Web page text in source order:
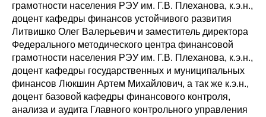
грамотности населения РЭУ им. Г.В. Плеханова, к.э.н.,
доцент кафедры финансов устойчивого развития
Литвишко Олег Валерьевич и заместитель директора
Федерального методического центра финансовой
грамотности населения РЭУ им. Г.В. Плеханова, к.э.н.,
доцент кафедры государственных и муниципальных
финансов Люкшин Артем Михайлович, а так же к.э.н.,
доцент базовой кафедры финансового контроля,
анализа и аудита Главного контрольного управления